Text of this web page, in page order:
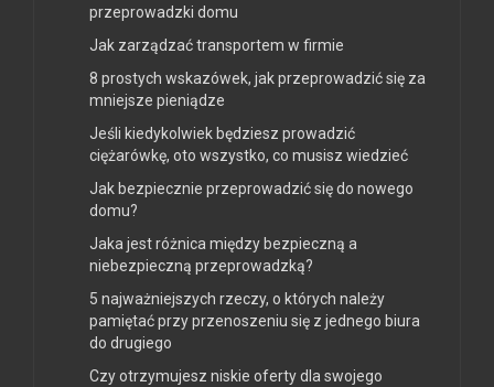
przeprowadzki domu
Jak zarządzać transportem w firmie
8 prostych wskazówek, jak przeprowadzić się za
mniejsze pieniądze
Jeśli kiedykolwiek będziesz prowadzić
ciężarówkę, oto wszystko, co musisz wiedzieć
Jak bezpiecznie przeprowadzić się do nowego
domu?
Jaka jest różnica między bezpieczną a
niebezpieczną przeprowadzką?
5 najważniejszych rzeczy, o których należy
pamiętać przy przenoszeniu się z jednego biura
do drugiego
Czy otrzymujesz niskie oferty dla swojego